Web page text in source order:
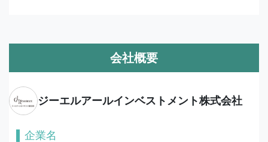
会社概要
ジーエルアールインベストメント株式会社
企業名